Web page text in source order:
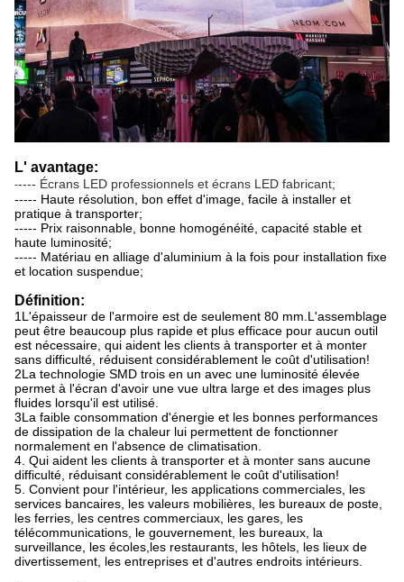
L' avantage:
----- Écrans LED professionnels et écrans LED fabricant;
----- Haute résolution, bon effet d'image, facile à installer et
pratique à transporter;
----- Prix raisonnable, bonne homogénéité, capacité stable et
haute luminosité;
----- Matériau en alliage d'aluminium à la fois pour installation fixe
et location suspendue;
Définition:
1L'épaisseur de l'armoire est de seulement 80 mm.L'assemblage
peut être beaucoup plus rapide et plus efficace pour aucun outil
est nécessaire, qui aident les clients à transporter et à monter
sans difficulté, réduisent considérablement le coût d'utilisation!
2La technologie SMD trois en un avec une luminosité élevée
permet à l'écran d'avoir une vue ultra large et des images plus
fluides lorsqu'il est utilisé.
3La faible consommation d'énergie et les bonnes performances
de dissipation de la chaleur lui permettent de fonctionner
normalement en l'absence de climatisation.
4. Qui aident les clients à transporter et à monter sans aucune
difficulté, réduisant considérablement le coût d'utilisation!
5. Convient pour l'intérieur, les applications commerciales, les
services bancaires, les valeurs mobilières, les bureaux de poste,
les ferries, les centres commerciaux, les gares, les
télécommunications, le gouvernement, les bureaux, la
surveillance, les écoles,les restaurants, les hôtels, les lieux de
divertissement, les entreprises et d'autres endroits intérieurs.